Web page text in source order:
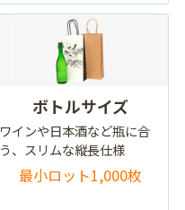
ボトルサイズ
ワインや日本酒など瓶に合
う、スリムな縦長仕様
最小ロット1,000枚